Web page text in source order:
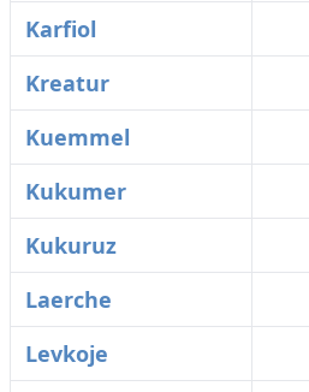
Karfiol
Kreatur
Kuemmel
Kukumer
Kukuruz
Laerche
Levkoje